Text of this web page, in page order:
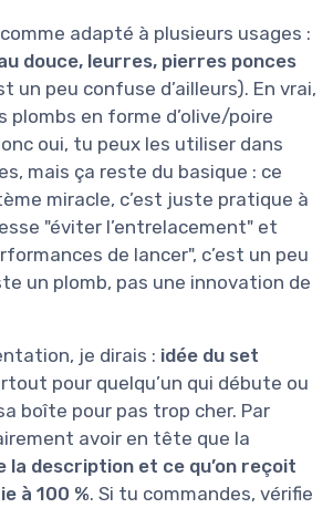
adapté à plusieurs usages :
douce, leurres, pierres ponces
un peu confuse d’ailleurs). En vrai,
plombs en forme d’olive/poire
oui, tu peux les utiliser dans
mais ça reste du basique : ce
miracle, c’est juste pratique à
"éviter l’entrelacement" et
de lancer", c’est un peu
un plomb, pas une innovation de
je dirais : idée du set
pour quelqu’un qui débute ou
boîte pour pas trop cher. Par
avoir en tête que la
la description et ce qu’on reçoit
à 100 %. Si tu commandes, vérifie